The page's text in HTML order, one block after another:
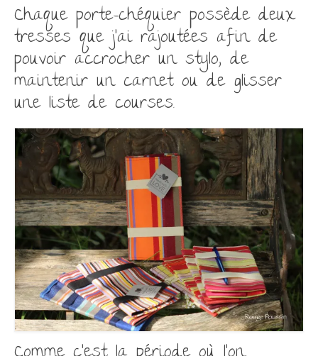
Chaque porte-chéquier possède deux
tresses que j’ai rajoutées afin de
pouvoir accrocher un stylo, de
maintenir un carnet ou de glisser
une liste de courses.